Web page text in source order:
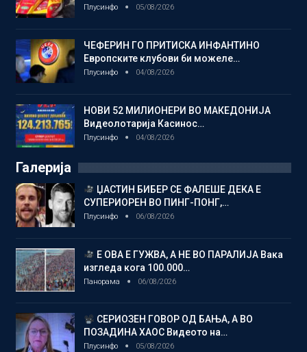
Плусинфо 05/08/2026
ЧЕФЕРИН ГО ПРИТИСКА ИНФАНТИНО
Европските клубови би можеле…
Плусинфо 04/08/2026
НОВИ 52 МИЛИОНЕРИ ВО МАКЕДОНИЈА
Видеолотарија Касинос…
Плусинфо 04/08/2026
Галерија
ЏАСТИН БИБЕР СЕ ФАЛЕШЕ ДЕКА Е
СУПЕРИОРЕН ВО ПИНГ-ПОНГ,…
Плусинфо 06/08/2026
Е ОВА Е ГУЖВА, А НЕ ВО ПАРАЛИЈА Вака
изгледа кога 100.000…
Панорама 06/08/2026
СЕРИОЗЕН ГОВОР ОД БАЊА, А ВО
ПОЗАДИНА ХАОС Видеото на…
Плусинфо 05/08/2026